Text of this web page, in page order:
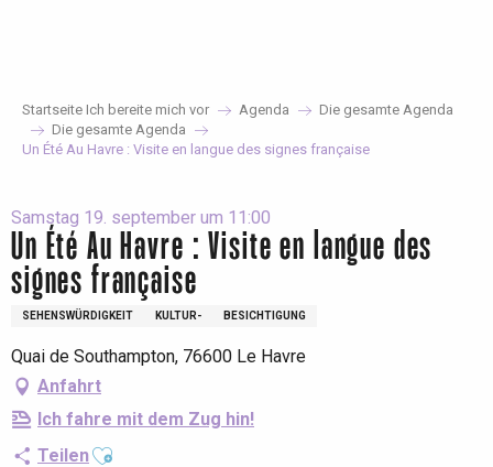
Startseite Ich bereite mich vor Agenda
Die gesamte Agenda
Die gesamte Agenda
Un Été Au Havre : Visite en langue des signes française
Samstag 19. september um 11:00
Un Été Au Havre : Visite en langue des
signes française
SEHENSWÜRDIGKEIT KULTUR- BESICHTIGUNG
Quai de Southampton, 76600 Le Havre
Anfahrt
Ich fahre mit dem Zug hin!
TeilenAjouter aux favoris